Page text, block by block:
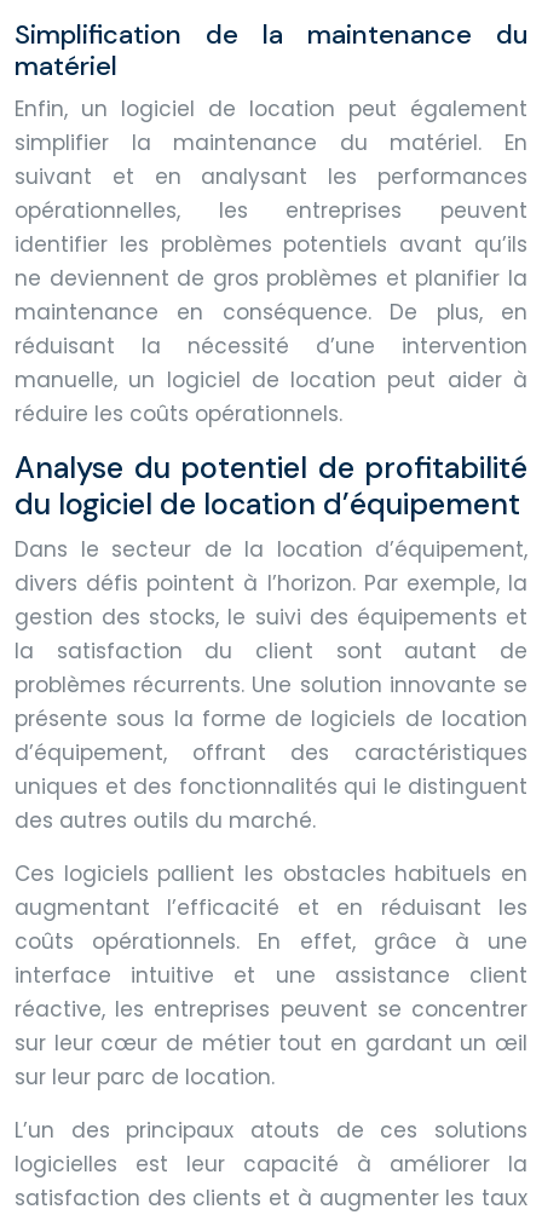
Simplification de la maintenance du
matériel
Enfin, un logiciel de location peut également
simplifier la maintenance du matériel. En
suivant et en analysant les performances
opérationnelles, les entreprises peuvent
identifier les problèmes potentiels avant qu’ils
ne deviennent de gros problèmes et planifier la
maintenance en conséquence. De plus, en
réduisant la nécessité d’une intervention
manuelle, un logiciel de location peut aider à
réduire les coûts opérationnels.
Analyse du potentiel de profitabilité
du logiciel de location d’équipement
Dans le secteur de la location d’équipement,
divers défis pointent à l’horizon. Par exemple, la
gestion des stocks, le suivi des équipements et
la satisfaction du client sont autant de
problèmes récurrents. Une solution innovante se
présente sous la forme de logiciels de location
d’équipement, offrant des caractéristiques
uniques et des fonctionnalités qui le distinguent
des autres outils du marché.
Ces logiciels pallient les obstacles habituels en
augmentant l’efficacité et en réduisant les
coûts opérationnels. En effet, grâce à une
interface intuitive et une assistance client
réactive, les entreprises peuvent se concentrer
sur leur cœur de métier tout en gardant un œil
sur leur parc de location.
L’un des principaux atouts de ces solutions
logicielles est leur capacité à améliorer la
satisfaction des clients et à augmenter les taux